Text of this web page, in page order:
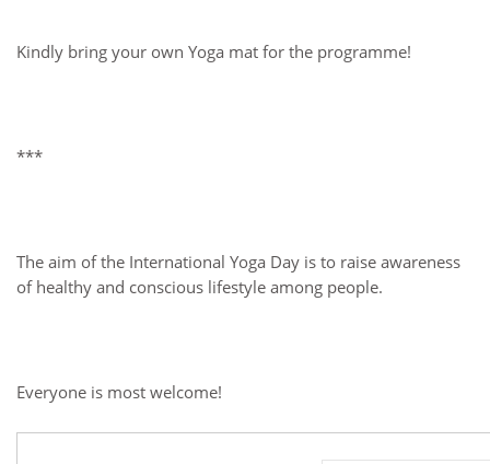
Kindly bring your own Yoga mat for the programme!
***
The aim of the International Yoga Day is to raise awareness
of healthy and conscious lifestyle among people.
Everyone is most welcome!